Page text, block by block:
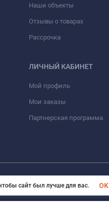
Наши объекты
Отзывы о товарах
Рассрочка
ЛИЧНЫЙ КАБИНЕТ
Мой профиль
Мои заказы
Партнерская программа
Все права защищены
сайт был лучше для вас. OK